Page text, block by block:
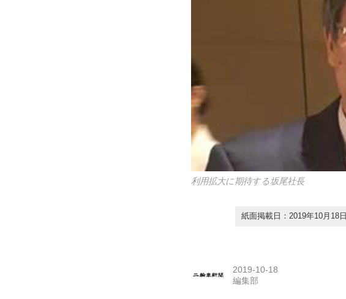
利用拡大に期待する坂尾社長
紙面掲載日：2019年10月18日
2019-10-18
編集部